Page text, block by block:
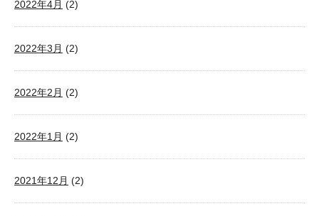
2022年4月 (2)
2022年3月 (2)
2022年2月 (2)
2022年1月 (2)
2021年12月 (2)